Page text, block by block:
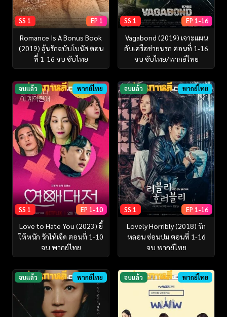
SS 1 EP 1
Romance Is A Bonus Book
(2019) ลุ้นรักฉบับโบนัส ตอน
ที่ 1-16 จบ ซับไทย
SS 1 EP 1-16
Vagabond (2019) เจาะแผน
ลับเครือข่ายนรก ตอนที่ 1-16
จบ ซับไทย/พากย์ไทย
จบแล้ว พากย์ไทย
SS 1 EP 1-10
Love to Hate You (2023) ยี้
ให้หนัก รักให้เข็ด ตอนที่ 1-10
จบ พากย์ไทย
จบแล้ว พากย์ไทย
SS 1 EP 1-16
Lovely Horribly (2018) รัก
หลอน ซ่อนปม ตอนที่ 1-16
จบ พากย์ไทย
จบแล้ว พากย์ไทย จบแล้ว พากย์ไทย